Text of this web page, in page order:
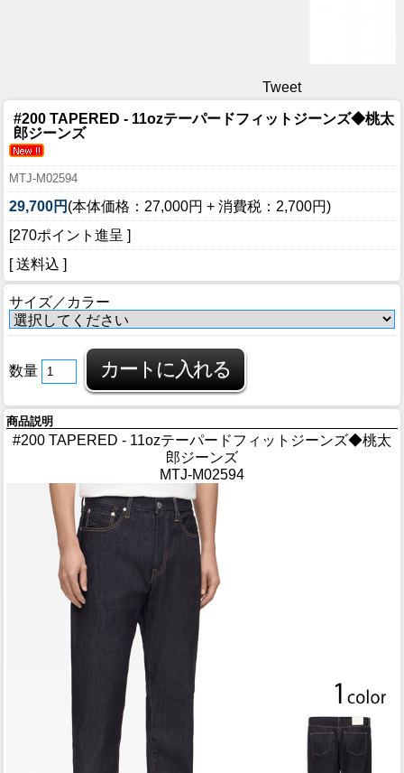
Tweet
#200 TAPERED - 11ozテーパードフィットジーンズ◆桃太
郎ジーンズ
MTJ-M02594
29,700円 (本体価格：27,000円 + 消費税：2,700円)
[270ポイント進呈 ]
[ 送料込 ]
サイズ／カラー
数量
商品説明
#200 TAPERED - 11ozテーパードフィットジーンズ◆桃太
郎ジーンズ
MTJ-M02594